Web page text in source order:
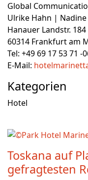
Global
Ulrike Hahn |
Hanauer Landstr. 184
60314 Frankfurt am
Tel: +49 69 17 53 71 -
E-Mail:
Kategorien
Hotel
Toskana auf
gefragtesten